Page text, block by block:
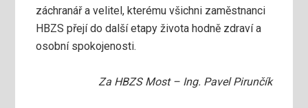
záchranář a velitel, kterému všichni zaměstnanci
HBZS přejí do další etapy života hodně zdraví a
osobní spokojenosti.
Za HBZS Most – Ing. Pavel Pirunčík